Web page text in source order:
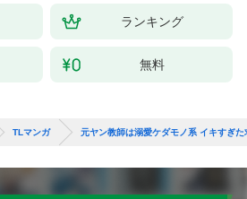
ランキング
無料
TLマンガ 元ヤン教師は溺愛ケダモノ系 イキすぎ